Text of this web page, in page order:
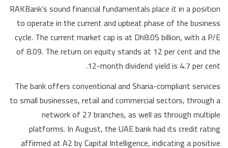
RAKBank’s sound financial fundamentals place it in a position
to operate in the current and upbeat phase of the business
cycle. The current market cap is at Dh8.05 billion, with a P/E
of 8.09. The return on equity stands at 12 per cent and the
12-month dividend yield is 4.7 per cent.
The bank offers conventional and Sharia-compliant services
to small businesses, retail and commercial sectors, through a
network of 27 branches, as well as through multiple
platforms. In August, the UAE bank had its credit rating
affirmed at A2 by Capital Intelligence, indicating a positive